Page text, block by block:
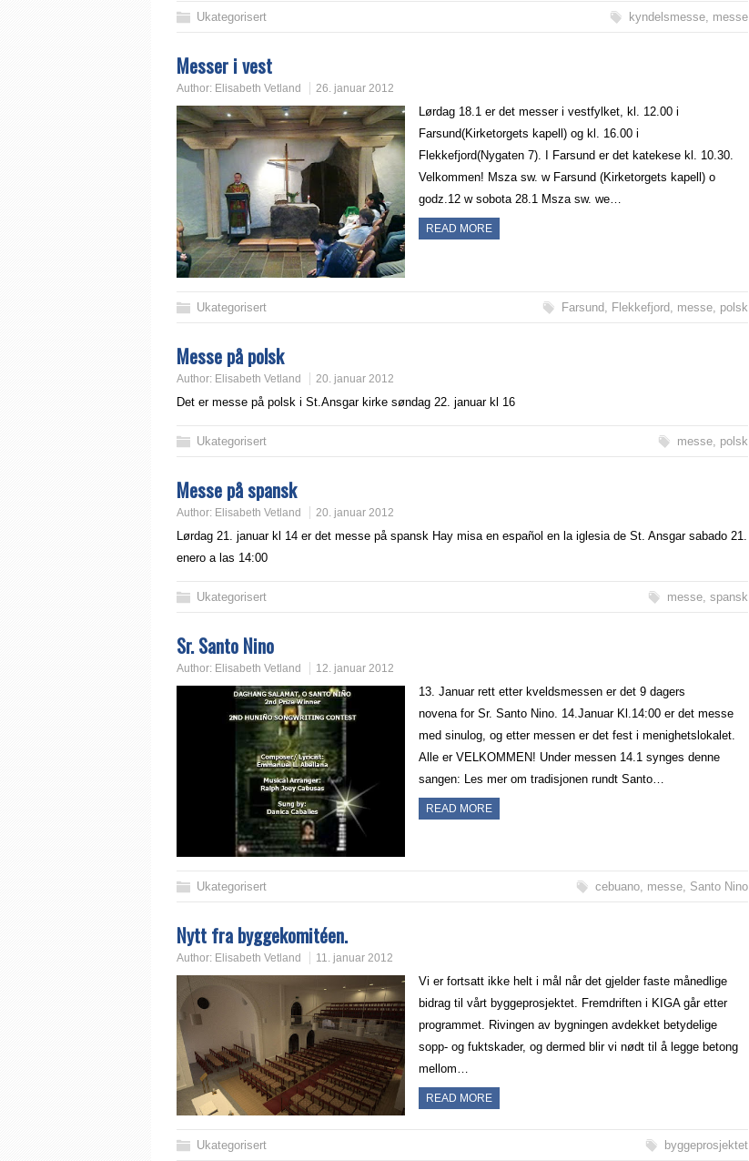
Ukategorisert kyndelsmesse, messe
Messer i vest
Author: Elisabeth Vetland 26. januar 2012
Lørdag 18.1 er det messer i vestfylket, kl. 12.00 i
Farsund(Kirketorgets kapell) og kl. 16.00 i
Flekkefjord(Nygaten 7). I Farsund er det katekese kl. 10.30.
Velkommen! Msza sw. w Farsund (Kirketorgets kapell) o
godz.12 w sobota 28.1 Msza sw. we…
READ MORE
Ukategorisert Farsund, Flekkefjord, messe, polsk
Messe på polsk
Author: Elisabeth Vetland 20. januar 2012
Det er messe på polsk i St.Ansgar kirke søndag 22. januar kl 16
Ukategorisert messe, polsk
Messe på spansk
Author: Elisabeth Vetland 20. januar 2012
Lørdag 21. januar kl 14 er det messe på spansk Hay misa en español en la iglesia de St. Ansgar sabado 21.
enero a las 14:00
Ukategorisert messe, spansk
Sr. Santo Nino
Author: Elisabeth Vetland 12. januar 2012
13. Januar rett etter kveldsmessen er det 9 dagers
novena for Sr. Santo Nino. 14.Januar Kl.14:00 er det messe
med sinulog, og etter messen er det fest i menighetslokalet.
Alle er VELKOMMEN! Under messen 14.1 synges denne
sangen: Les mer om tradisjonen rundt Santo…
READ MORE
Ukategorisert cebuano, messe, Santo Nino
Nytt fra byggekomitéen.
Author: Elisabeth Vetland 11. januar 2012
Vi er fortsatt ikke helt i mål når det gjelder faste månedlige
bidrag til vårt byggeprosjektet. Fremdriften i KIGA går etter
programmet. Rivingen av bygningen avdekket betydelige
sopp- og fuktskader, og dermed blir vi nødt til å legge betong
mellom…
READ MORE
Ukategorisert byggeprosjektet